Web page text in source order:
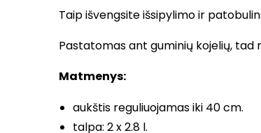
Taip išvengsite išsipylimo ir
Pastatomas ant guminių kojelių, tad
Matmenys:
aukštis reguliuojamas iki 40 cm.
talpa: 2 x 2.8 l.